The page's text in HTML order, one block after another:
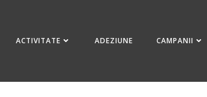
ACTIVITATE ADEZIUNE CAMPANII